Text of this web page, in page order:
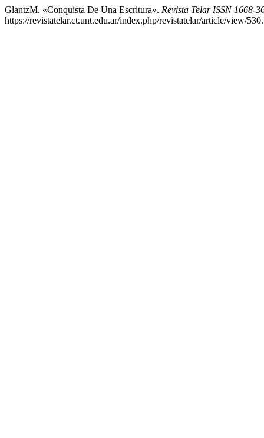
GlantzM. «Conquista De Una Escritura». Revista Telar ISSN 1668-
https://revistatelar.ct.unt.edu.ar/index.php/revistatelar/article/view/530.